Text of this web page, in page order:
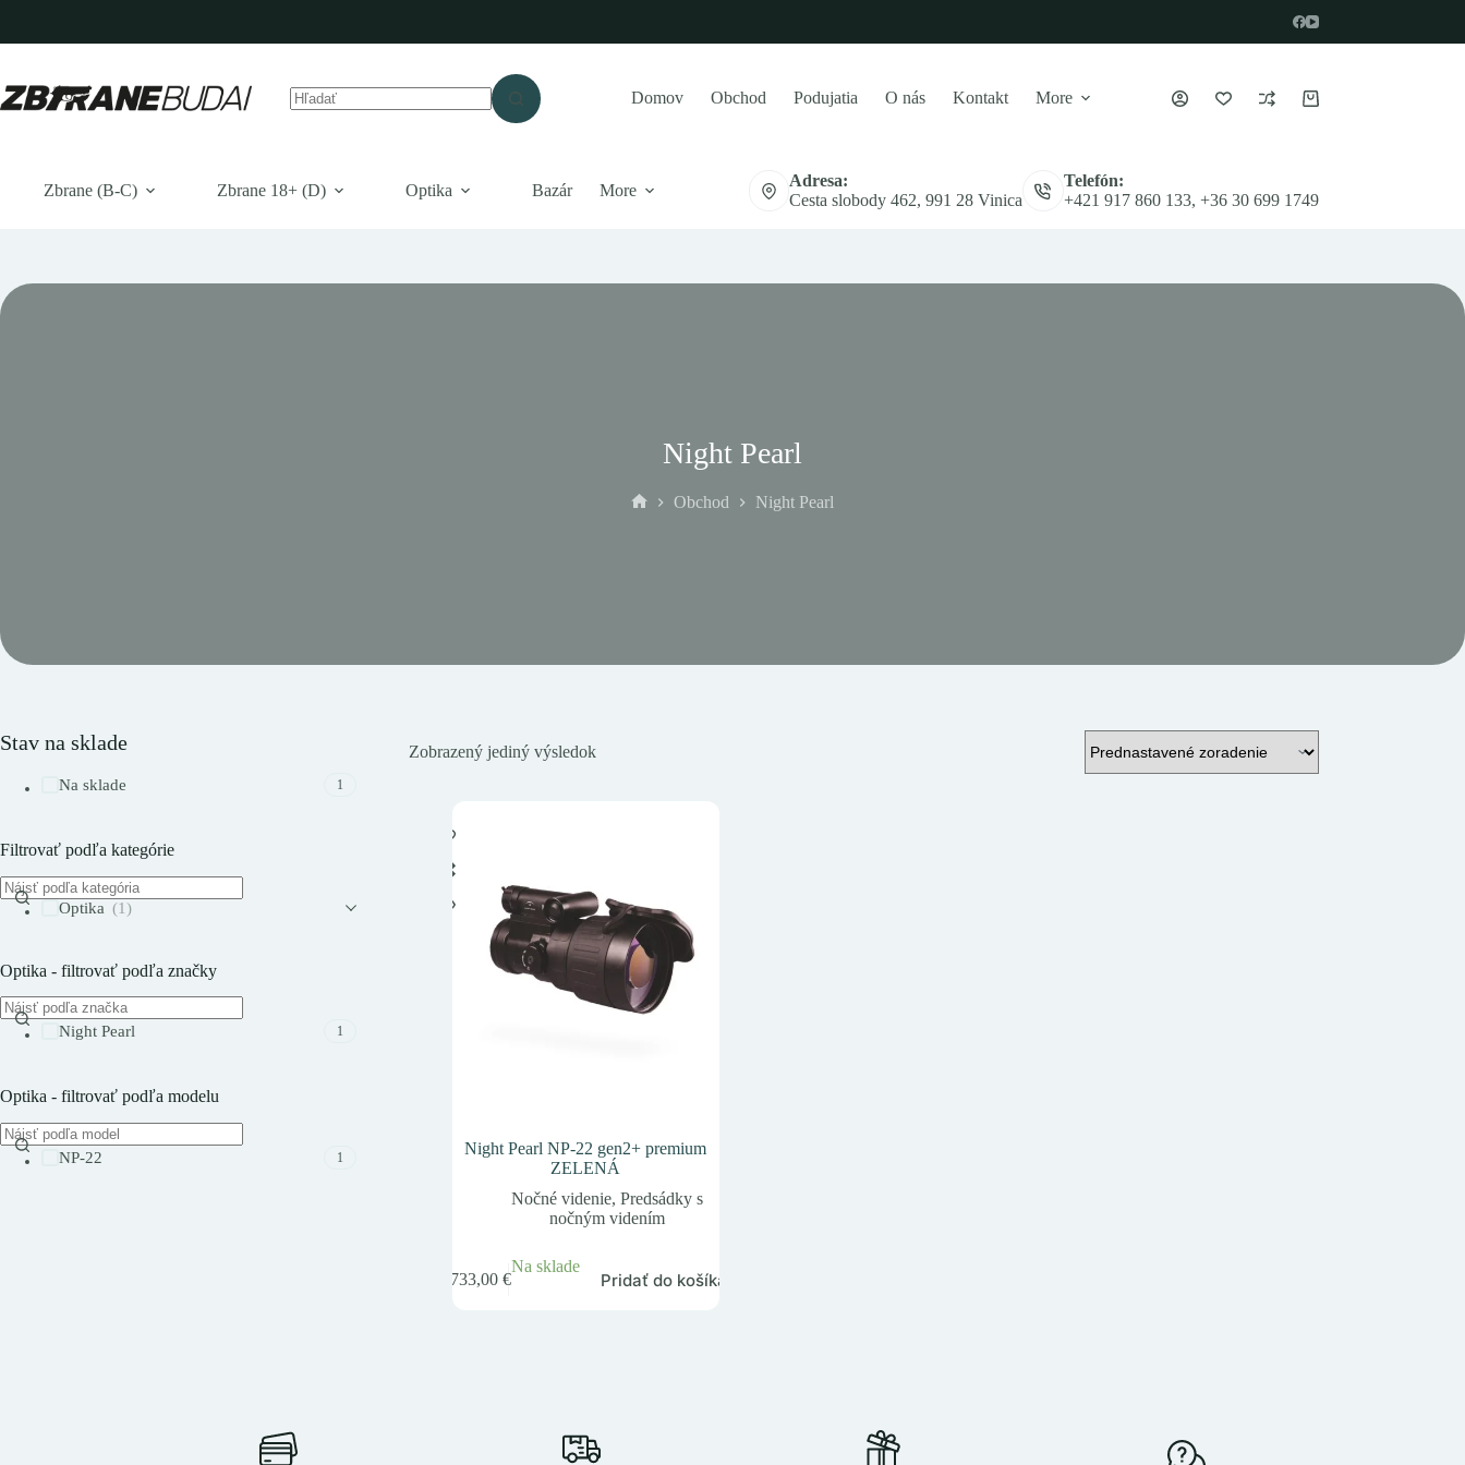
obsah
Domov Obchod Podujatia O nás Kontakt More
Nákupný
Zbrane (B-C) Zbrane 18+ (D) Optika Bazár More
Adresa:
Cesta slobody 462, 991 28 Vinica
Telefón:
+421 917 860 133, +36 30 699 1749
Night Pearl
Obchod Night Pearl
Zobrazený jediný výsledok
Night Pearl NP-22 gen2+ premium
ZELENÁ
Nočné videnie,Predsádky s
nočným videním
2 733,00 €
Na sklade
Pridať do košíka
Stav na sklade
Na sklade 1
Filtrovať podľa kategórie
Optika (1)
Optika - filtrovať podľa značky
Night Pearl 1
Optika - filtrovať podľa modelu
NP-22 1